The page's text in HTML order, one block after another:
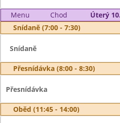
Menu Chod
Úterý
Snídaně (7:00 - 7:30)
Snídaně
Přesnídávka (8:00 - 8:30)
Přesnídávka
Oběd (11:45 - 14:00)